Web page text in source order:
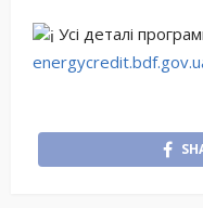
Усі деталі